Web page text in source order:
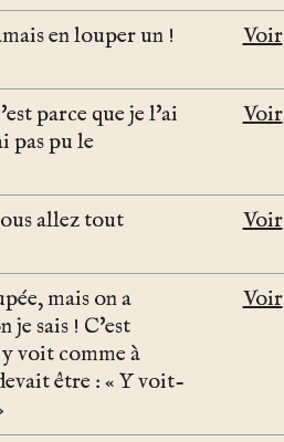
en louper un ! Voir
parce que je l'ai
pas pu le
Voir
allez tout
Voir
mais on a
je sais ! C'est
voit comme à
être : « Y voit-
Voir